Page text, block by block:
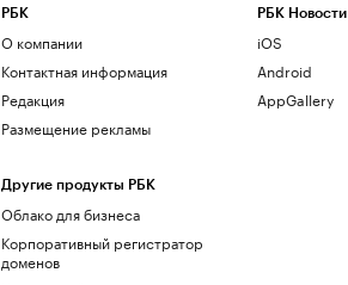
РБК
О компании
Контактная информация
Редакция
Размещение рекламы
Другие продукты РБК
Облако для бизнеса
Корпоративный регистратор
доменов
РБК Новости
iOS
Android
AppGallery